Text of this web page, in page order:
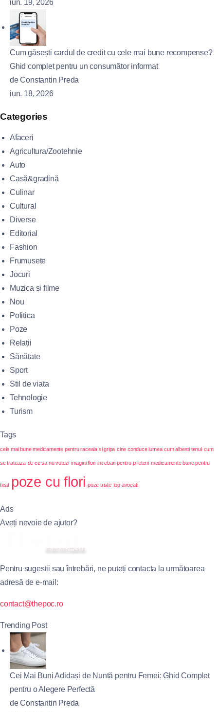
iun. 19, 2026
Cum găsești cardul de credit cu cele mai bune recompense?
Ghid complet pentru un consumător informat
de Constantin Preda
iun. 18, 2026
Categories
Afaceri
Agricultura/Zootehnie
Auto
Casă&gradină
Culinar
Cultural
Diverse
Editorial
Fashion
Frumusete
Jocuri
Muzica si filme
Nou
Politica
Poze
Relații
Sănătate
Sport
Stil de viata
Tehnologie
Turism
Tags
cele mai bune medicamente pentru raceala si gripa cine conduce lumea cum albesti tenul cum
se trateaza de ce sa nu votezi imagini flori intrebari pentru prieteni medicamente bune pentru
ficat poze cu flori poze triste top avocati
Ads
Aveți nevoie de ajutor?
Pentru sugestii sau întrebări, ne puteți contacta la următoarea
adresă de e-mail:
contact@thepoc.ro
Trending Post
Cei Mai Buni Adidași de Nuntă pentru Femei: Ghid Complet
pentru o Alegere Perfectă
de Constantin Preda